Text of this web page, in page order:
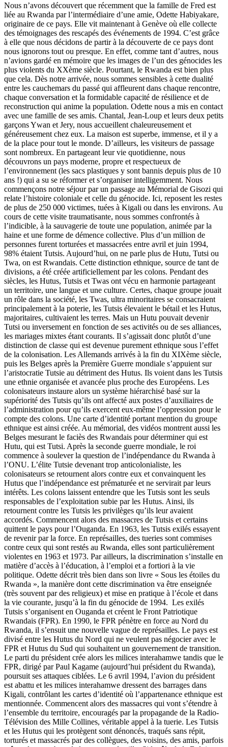
Nous n’avons découvert que récemment que la famille de Fred est
liée au Rwanda par l’intermédiaire d’une amie, Odette Habiyakare,
originaire de ce pays. Elle vit maintenant à Genève où elle collecte
des témoignages des rescapés des événements de 1994. C’est grâce
à elle que nous décidons de partir à la découverte de ce pays dont
nous ignorons tout ou presque. En effet, comme tant d’autres, nous
n’avions gardé en mémoire que les images de l’un des génocides les
plus violents du XXème siècle. Pourtant, le Rwanda est bien plus
que cela. Dès notre arrivée, nous sommes sensibles à cette dualité
entre les cauchemars du passé qui affleurent dans chaque rencontre,
chaque conversation et la formidable capacité de résilience et de
reconstruction qui anime la population. Odette nous a mis en contact
avec une famille de ses amis. Chantal, Jean-Loup et leurs deux petits
garçons Ywan et Jery, nous accueillent chaleureusement et
généreusement chez eux. La maison est superbe, immense, et il y a
de la place pour tout le monde. D’ailleurs, les visiteurs de passage
sont nombreux. En partageant leur vie quotidienne, nous
découvrons un pays moderne, propre et respectueux de
l’environnement (les sacs plastiques y sont bannis depuis plus de 10
ans !) qui a su se réformer et s’organiser intelligemment. Nous
commençons notre séjour par un passage au Mémorial de Gisozi qui
relate l’histoire coloniale et celle du génocide. Ici, reposent les restes
de plus de 250 000 victimes, tuées à Kigali ou dans les environs. Au
cours de cette visite traumatisante, nous sommes confrontés à
l’indicible, à la sauvagerie de toute une population, animée par la
haine et une forme de démence collective. Plus d’un million de
personnes furent torturées et massacrées entre avril et juin 1994,
98% étaient Tutsis. Aujourd’hui, on ne parle plus de Hutu, Tutsi ou
Twa, on est Rwandais. Cette distinction ethnique, source de tant de
divisions, a été créée artificiellement par les colons. Pendant des
siècles, les Hutus, Tutsis et Twas ont vécu en harmonie partageant
un territoire, une langue et une culture. Certes, chaque groupe jouait
un rôle dans la société, les Twas, ultra minoritaires se consacraient
principalement à la poterie, les Tutsis élevaient le bétail et les Hutus,
majoritaires, cultivaient les terres. Mais un Hutu pouvait devenir
Tutsi ou inversement en fonction de ses activités ou de ses alliances,
les mariages mixtes étant courants. Il s’agissait donc plutôt d’une
distinction de classe qui est devenue purement ethnique sous l’effet
de la colonisation. Les Allemands arrivés à la fin du XIXème siècle,
puis les Belges après la Première Guerre mondiale s’appuient sur
l’aristocratie Tutsie au détriment des Hutus. Ils voient dans les Tutsis
une ethnie organisée et avancée plus proche des Européens. Les
colonisateurs instaure alors un système hiérarchisé basé sur la
supériorité des Tutsis qu’ils ont affecté aux postes d’auxiliaires de
l’administration pour qu’ils exercent eux-même l’oppression pour le
compte des colons. Une carte d’identité portant mention du groupe
ethnique est ainsi créée. Au mémorial, des vidéos montrent aussi les
Belges mesurant le faciès des Rwandais pour déterminer qui est
Hutu, qui est Tutsi. Après la seconde guerre mondiale, le roi
commence à soulever la question de l’indépendance du Rwanda à
l’ONU. L’élite Tutsie devenant trop anticolonialiste, les
colonisateurs se retournent alors contre eux et convainquent les
Hutus que l’indépendance est prématurée et ne servirait par leurs
intérêts. Les colons laissent entendre que les Tutsis sont les seuls
responsables de l’exploitation subie par les Hutus. Ainsi, ils
retournent contre les Tutsis les privilèges qu’ils leur avaient
accordés. Commencent alors des massacres de Tutsis et certains
quittent le pays pour l’Ouganda. En 1963, les Tutsis exilés essayent
de revenir par la force. En représailles, des tueries sont commises
contre ceux qui sont restés au Rwanda, elles sont particulièrement
violentes en 1963 et 1973. Par ailleurs, la discrimination s’installe en
matière d’accès à l’éducation, à l’emploi et a fortiori à la vie
politique. Odette décrit très bien dans son livre « Sous les étoiles du
Rwanda », la manière dont cette discrimination va être enseignée
(très souvent par des religieux) et mise en pratique à l’école et dans
la vie courante, jusqu’à la fin du génocide de 1994. Les exilés
Tutsis s’organisent en Ouganda et créent le Front Patriotique
Rwandais (FPR). En 1990, le FPR pénètre en force au Nord du
Rwanda, il s’ensuit une nouvelle vague de représailles. Le pays est
divisé entre les Hutus du Nord qui ne veulent pas négocier avec le
FPR et Hutus du Sud qui souhaitent un gouvernement de transition.
Le parti du président crée alors les milices interahamwe tandis que le
FPR, dirigé par Paul Kagame (aujourd’hui président du Rwanda),
poursuit ses attaques ciblées. Le 6 avril 1994, l’avion du président
est abattu et les milices interahamwe dressent des barrages dans
Kigali, contrôlant les cartes d’identité où l’appartenance ethnique est
mentionnée. Commencent alors des massacres qui vont s’étendre à
l’ensemble du territoire, encouragés par la propagande de la Radio-
Télévision des Mille Collines, véritable appel à la tuerie. Les Tutsis
et les Hutus qui les protègent sont dénoncés, traqués sans répit,
torturés et massacrés par des collègues, des voisins, des amis, parfois